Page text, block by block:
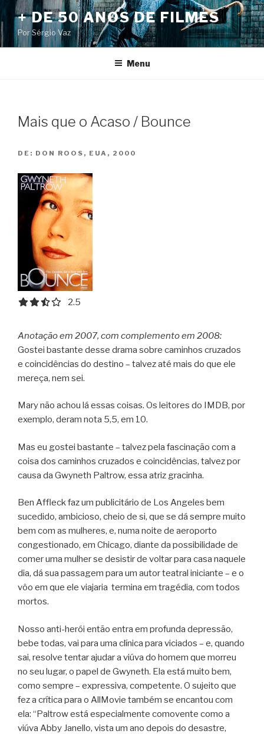
Pular
para
o
conteúdo
+ DE 50 ANOS DE FILMES
Por Sérgio Vaz
Menu
Mais que o Acaso / Bounce
DE: DON ROOS, EUA, 2000
2.5 out of 5.0 stars
2.5
Anotação em 2007, com complemento em 2008:
Gostei bastante desse drama sobre caminhos cruzados
e coincidências do destino – talvez até mais do que ele
mereça, nem sei.
Mary não achou lá essas coisas. Os leitores do IMDB, por
exemplo, deram nota 5,5, em 10.
Mas eu gostei bastante – talvez pela fascinação com a
coisa dos caminhos cruzados e coincidências, talvez por
causa da Gwyneth Paltrow, essa atriz gracinha.
Ben Affleck faz um publicitário de Los Angeles bem
sucedido, ambicioso, cheio de si, que se dá sempre muito
bem com as mulheres, e, numa noite de aeroporto
congestionado, em Chicago, diante da possibilidade de
comer uma mulher se desistir de voltar para casa naquele
dia, dá sua passagem para um autor teatral iniciante – e o
vôo em que ele viajaria termina em tragédia, com todos
mortos.
Nosso anti-herói então entra em profunda depressão,
bebe todas, vai para uma clínica para viciados – e, quando
sai, resolve tentar ajudar a viúva do homem que morreu
no seu lugar, o papel de Gwyneth. Ela está muito bem,
como sempre – expressiva, competente. O sujeito que
fez a crítica para o AllMovie também se encantou com
ela: “Paltrow está especialmente comovente como a
viúva Abby Janello, vista um ano depois do desastre,